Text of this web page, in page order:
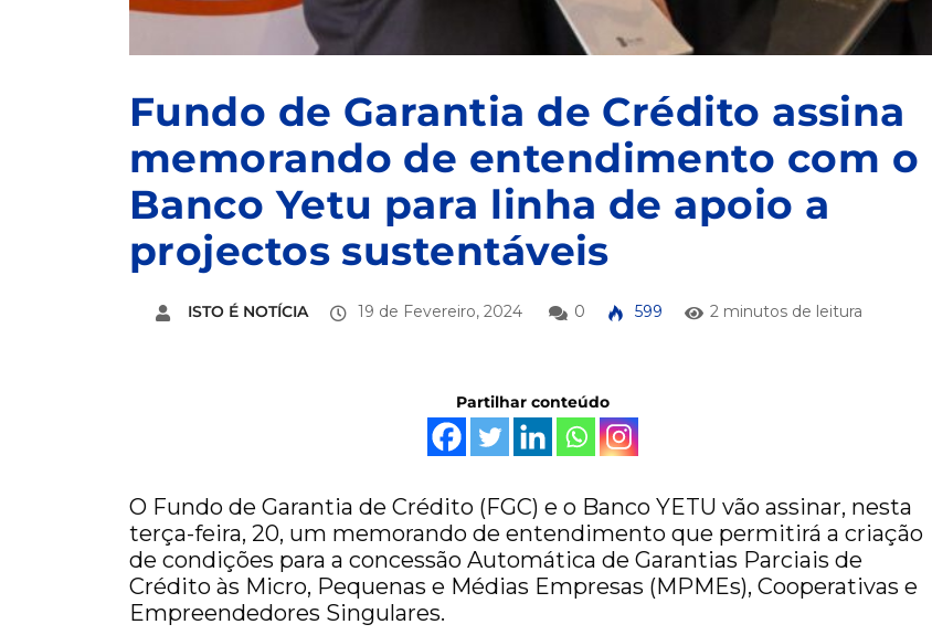
Fundo de Garantia de Crédito assina
memorando de entendimento com o
Banco Yetu para linha de apoio a
projectos sustentáveis
ISTO É NOTÍCIA 19 de Fevereiro, 2024 0 599 2 minutos de leitura
Partilhar conteúdo
O Fundo de Garantia de Crédito (FGC) e o Banco YETU vão assinar, nesta
terça-feira, 20, um memorando de entendimento que permitirá a criação
de condições para a concessão Automática de Garantias Parciais de
Crédito às Micro, Pequenas e Médias Empresas (MPMEs), Cooperativas e
Empreendedores Singulares.